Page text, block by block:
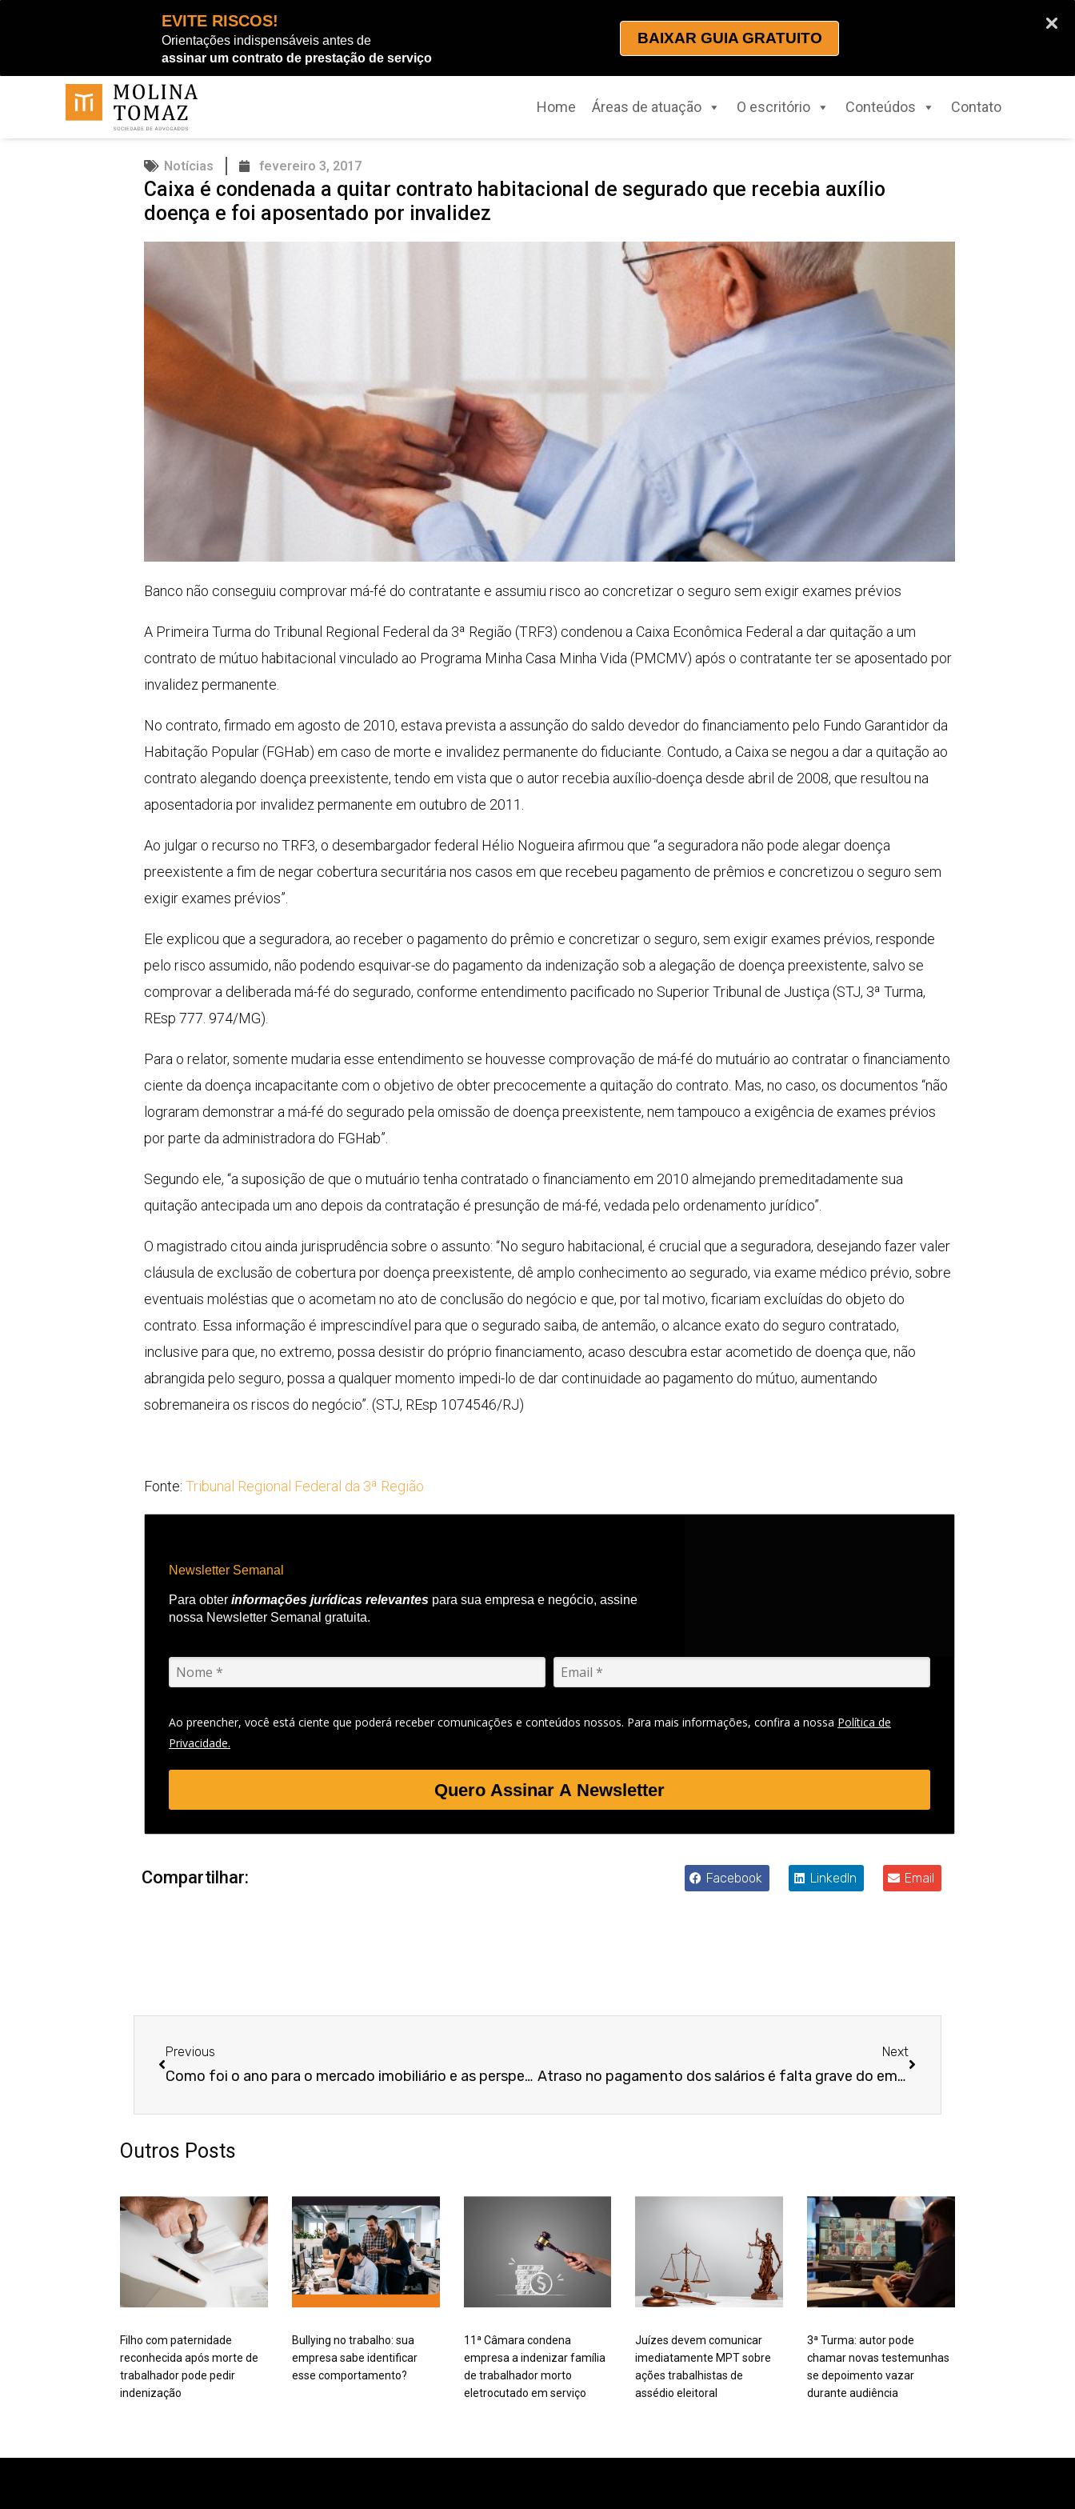
EVITE RISCOS!
Orientações indispensáveis antes de
assinar um contrato de prestação de serviço
BAIXAR GUIA GRATUITO
conteúdo
Home Áreas de atuação O escritório Conteúdos Contato
Notícias fevereiro 3, 2017
Caixa é condenada a quitar contrato habitacional de segurado que recebia auxílio
doença e foi aposentado por invalidez
Banco não conseguiu comprovar má-fé do contratante e assumiu risco ao concretizar o seguro sem exigir exames prévios
A Primeira Turma do Tribunal Regional Federal da 3ª Região (TRF3) condenou a Caixa Econômica Federal a dar quitação a um
contrato de mútuo habitacional vinculado ao Programa Minha Casa Minha Vida (PMCMV) após o contratante ter se aposentado por
invalidez permanente.
No contrato, firmado em agosto de 2010, estava prevista a assunção do saldo devedor do financiamento pelo Fundo Garantidor da
Habitação Popular (FGHab) em caso de morte e invalidez permanente do fiduciante. Contudo, a Caixa se negou a dar a quitação ao
contrato alegando doença preexistente, tendo em vista que o autor recebia auxílio-doença desde abril de 2008, que resultou na
aposentadoria por invalidez permanente em outubro de 2011.
Ao julgar o recurso no TRF3, o desembargador federal Hélio Nogueira afirmou que “a seguradora não pode alegar doença
preexistente a fim de negar cobertura securitária nos casos em que recebeu pagamento de prêmios e concretizou o seguro sem
exigir exames prévios”.
Ele explicou que a seguradora, ao receber o pagamento do prêmio e concretizar o seguro, sem exigir exames prévios, responde
pelo risco assumido, não podendo esquivar-se do pagamento da indenização sob a alegação de doença preexistente, salvo se
comprovar a deliberada má-fé do segurado, conforme entendimento pacificado no Superior Tribunal de Justiça (STJ, 3ª Turma,
REsp 777. 974/MG).
Para o relator, somente mudaria esse entendimento se houvesse comprovação de má-fé do mutuário ao contratar o financiamento
ciente da doença incapacitante com o objetivo de obter precocemente a quitação do contrato. Mas, no caso, os documentos “não
lograram demonstrar a má-fé do segurado pela omissão de doença preexistente, nem tampouco a exigência de exames prévios
por parte da administradora do FGHab”.
Segundo ele, “a suposição de que o mutuário tenha contratado o financiamento em 2010 almejando premeditadamente sua
quitação antecipada um ano depois da contratação é presunção de má-fé, vedada pelo ordenamento jurídico”.
O magistrado citou ainda jurisprudência sobre o assunto: “No seguro habitacional, é crucial que a seguradora, desejando fazer valer
cláusula de exclusão de cobertura por doença preexistente, dê amplo conhecimento ao segurado, via exame médico prévio, sobre
eventuais moléstias que o acometam no ato de conclusão do negócio e que, por tal motivo, ficariam excluídas do objeto do
contrato. Essa informação é imprescindível para que o segurado saiba, de antemão, o alcance exato do seguro contratado,
inclusive para que, no extremo, possa desistir do próprio financiamento, acaso descubra estar acometido de doença que, não
abrangida pelo seguro, possa a qualquer momento impedi-lo de dar continuidade ao pagamento do mútuo, aumentando
sobremaneira os riscos do negócio”. (STJ, REsp 1074546/RJ)
Fonte: Tribunal Regional Federal da 3ª Região
Newsletter Semanal
Para obter informações jurídicas relevantes para sua empresa e negócio, assine
nossa Newsletter Semanal gratuita.
Ao preencher, você está ciente que poderá receber comunicações e conteúdos nossos. Para mais informações, confira a nossa Política de
Privacidade.
Quero Assinar A Newsletter
Compartilhar: Facebook LinkedIn Email
Previous
Como foi o ano para o mercado imobiliário e as perspectivas para 2017
Next
Atraso no pagamento dos salários é falta grave do empregador e autoriza a rescisão indireta do contrato de trabalho
Outros Posts
Filho com paternidade
reconhecida após morte de
trabalhador pode pedir
indenização
Bullying no trabalho: sua
empresa sabe identificar
esse comportamento?
11ª Câmara condena
empresa a indenizar família
de trabalhador morto
eletrocutado em serviço
Juízes devem comunicar
imediatamente MPT sobre
ações trabalhistas de
assédio eleitoral
3ª Turma: autor pode
chamar novas testemunhas
se depoimento vazar
durante audiência